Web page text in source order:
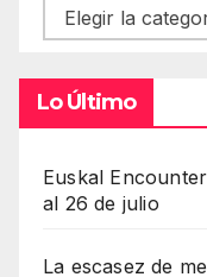
Contenidos
Lo Último
Euskal
al 26 de julio
La escasez de